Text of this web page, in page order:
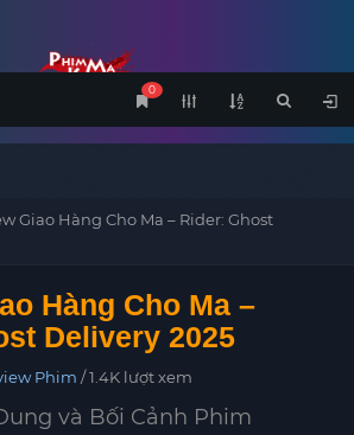
0
Giao Hàng Cho Ma – Rider: Ghost
Hàng Cho Ma –
Delivery 2025
Phim / 1.4K lượt xem
và Bối Cảnh Phim